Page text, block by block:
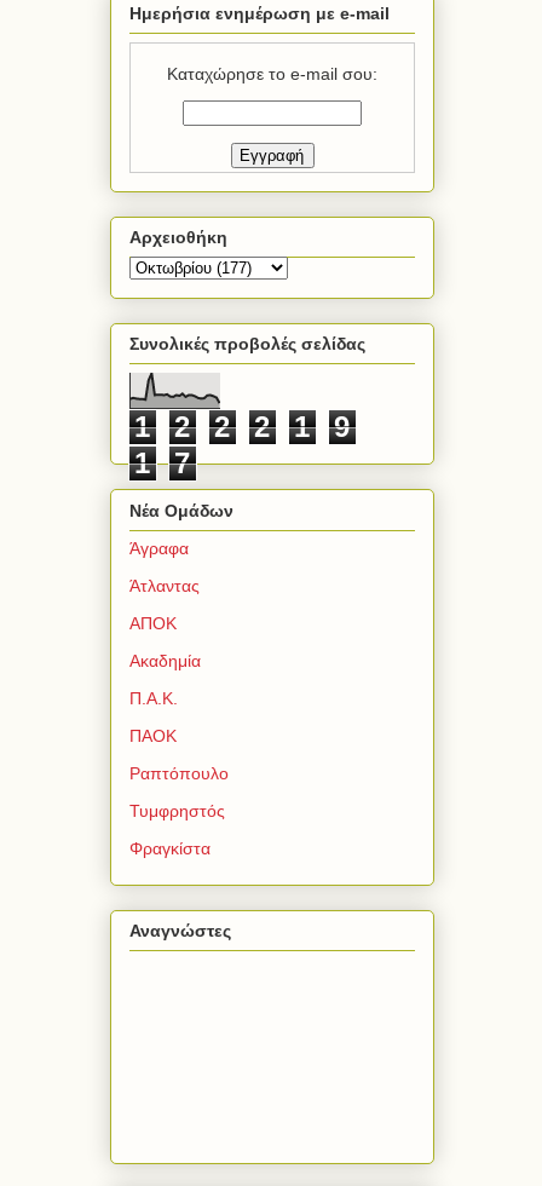
Ημερήσια ενημέρωση με e-mail
Καταχώρησε το e-mail σου:
Αρχειοθήκη
Συνολικές προβολές σελίδας
1 2 2 2 1
9
1
7
Νέα Ομάδων
Άγραφα
Άτλαντας
ΑΠΟΚ
Ακαδημία
Π.Α.Κ.
ΠΑΟΚ
Ραπτόπουλο
Τυμφρηστός
Φραγκίστα
Αναγνώστες